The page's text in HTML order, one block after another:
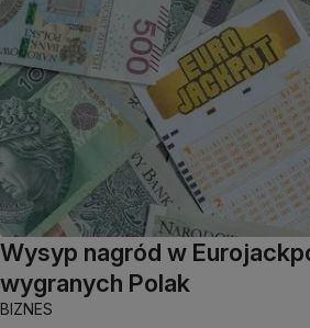
Wysyp nagród w
wygranych Polak
BIZNES